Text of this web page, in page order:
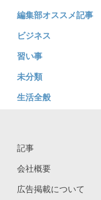
編集部オススメ記事
ビジネス
習い事
未分類
生活全般
記事
会社概要
広告掲載について